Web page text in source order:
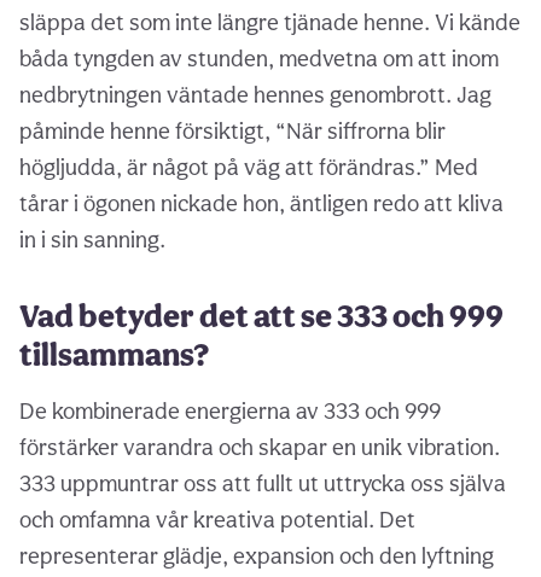
släppa det som inte längre tjänade henne. Vi kände
båda tyngden av stunden, medvetna om att inom
nedbrytningen väntade hennes genombrott. Jag
påminde henne försiktigt, “När siffrorna blir
högljudda, är något på väg att förändras.” Med
tårar i ögonen nickade hon, äntligen redo att kliva
in i sin sanning.
Vad betyder det att se 333 och 999
tillsammans?
De kombinerade energierna av 333 och 999
förstärker varandra och skapar en unik vibration.
333 uppmuntrar oss att fullt ut uttrycka oss själva
och omfamna vår kreativa potential. Det
representerar glädje, expansion och den lyftning